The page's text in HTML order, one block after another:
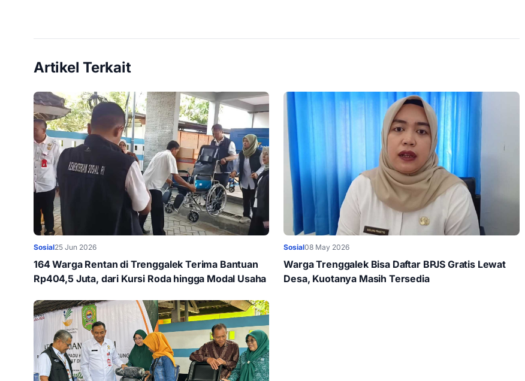
Artikel Terkait
Sosial25 Jun 2026
164 Warga Rentan di Trenggalek Terima Bantuan
Rp404,5 Juta, dari Kursi Roda hingga Modal Usaha
Sosial08 May 2026
Warga Trenggalek Bisa Daftar BPJS Gratis Lewat
Desa, Kuotanya Masih Tersedia